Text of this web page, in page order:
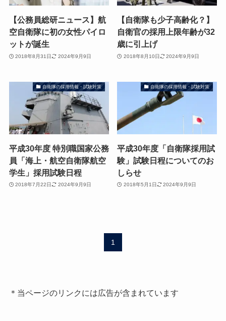
【公務員総研ニュース】航
空自衛隊に初の女性パイロ
ットが誕生
2018年8月31日 2024年9月9日
【自衛隊も少子高齢化？】
自衛官の採用上限年齢が32
歳に引上げ
2018年8月10日 2024年9月9日
自衛隊の採用情報・試験対策
平成30年度 特別職国家公務
員「海上・航空自衛隊航空
学生」採用試験日程
2018年7月22日 2024年9月9日
自衛隊の採用情報・試験対策
平成30年度「自衛隊採用試
験」試験日程についてのお
しらせ
2018年5月1日 2024年9月9日
1
＊当ページのリンクには広告が含まれています